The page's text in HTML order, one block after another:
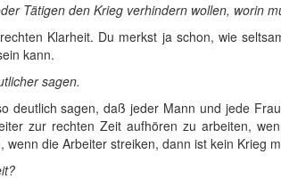
Tätigen den Krieg verhindern wollen, worin
Klarheit. Du merkst ja schon, wie
kann.
sagen.
deutlich sagen, daß jeder Mann und jede
zur rechten Zeit aufhören zu arbeiten,
wenn die Arbeiter streiken, dann ist kein Krieg